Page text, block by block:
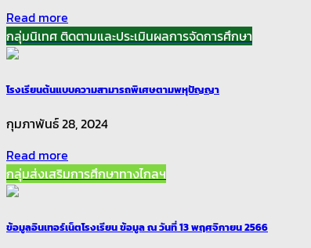
Read more
กลุ่มนิเทศ ติดตามและประเมินผลการจัดการศึกษา
โรงเรียนต้นแบบความสามารถพิเศษตามพหุปัญญา
กุมภาพันธ์ 28, 2024
Read more
กลุ่มส่งเสริมการศึกษาทางไกลฯ
ข้อมูลอินเทอร์เน็ตโรงเรียน ข้อมูล ณ วันที่ 13 พฤศจิกายน 2566